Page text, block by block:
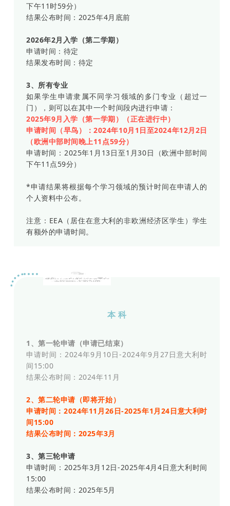
下午11时59分）
结果公布时间：2025年4月底前
2026年2月入学（第二学期）
申请时间：待定
结果发布时间：待定
3、所有专业
如果学生申请隶属不同学习领域的多门专业（超过一
门），则可以在其中一个时间段内进行申请：
2025年9月入学（第一学期）（正在进行中）
申请时间（早鸟）：2024年10月1日至2024年12月2日
（欧洲中部时间晚上11点59分）
申请时间：2025年1月13日至1月30日（欧洲中部时间
下午11点59分）
*申请结果将根据每个学习领域的预计时间在申请人的
个人资料中公布。
注意：EEA（居住在意大利的非欧洲经济区学生）学生
有额外的申请时间。
博科尼大学
本 科
1、第一轮申请（申请已结束）
申请时间：2024年9月10日-2024年9月27日意大利时
间15:00
结果公布时间：2024年11月
2、第二轮申请（即将开始）
申请时间：2024年11月26日-2025年1月24日意大利时
间15:00
结果公布时间：2025年3月
3、第三轮申请
申请时间：2025年3月12日-2025年4月4日意大利时间
15:00
结果公布时间：2025年5月